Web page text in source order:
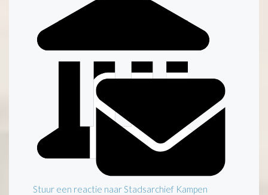
Stuur een reactie naar Stadsarchief Kampen